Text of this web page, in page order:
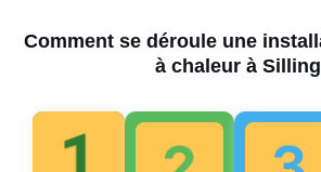
Comment se déroule une
à chaleur à